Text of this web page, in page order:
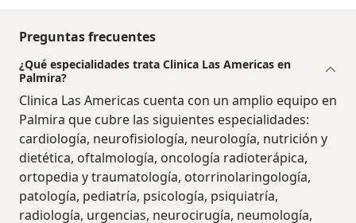
Preguntas frecuentes
¿Qué especialidades trata Clinica Las Americas en
Palmira?
Clinica Las Americas cuenta con un amplio equipo en
Palmira que cubre las siguientes especialidades:
cardiología, neurofisiología, neurología, nutrición y
dietética, oftalmología, oncología radioterápica,
ortopedia y traumatología, otorrinolaringología,
patología, pediatría, psicología, psiquiatría,
radiología, urgencias, neurocirugía, neumología,